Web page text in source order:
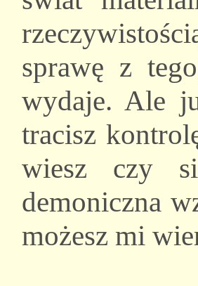
sprawę z
wydaje. Ale
tracisz
wiesz czy
demoniczna
możesz mi